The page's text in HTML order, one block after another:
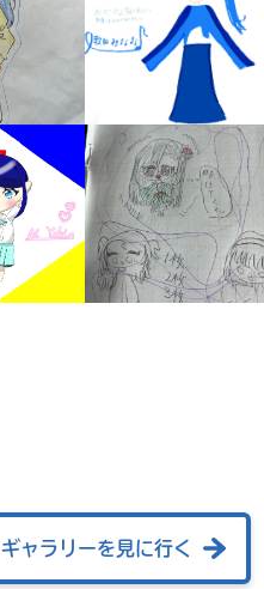
みんなの絵が
見られる
ギャラリー
ギャラリーを見に行く